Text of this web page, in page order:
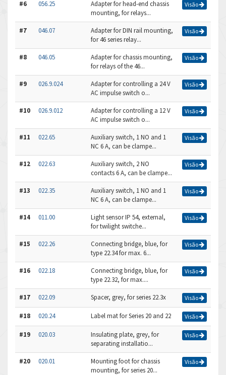
#6 056.25
Adapter for head-end chassis
mounting, for relays...
Visão
#7 046.07
Adapter for DIN rail mounting,
for 46 series relay...
Visão
#8 046.05
Adapter for chassis mounting,
for relays of the 46...
Visão
#9 026.9.024
Adapter for controlling a 24 V
AC impulse switch o...
Visão
#10 026.9.012
Adapter for controlling a 12 V
AC impulse switch o...
Visão
#11 022.65
Auxiliary switch, 1 NO and 1
NC 6 A, can be clampe...
Visão
#12 022.63
Auxiliary switch, 2 NO
contacts 6 A, can be clampe...
Visão
#13 022.35
Auxiliary switch, 1 NO and 1
NC 6 A, can be clampe...
Visão
#14 011.00
Light sensor IP 54, external,
for twilight switche...
Visão
#15 022.26
Connecting bridge, blue, for
type 22.34 for max. 6...
Visão
#16 022.18
Connecting bridge, blue, for
type 22.32, for max....
Visão
#17 022.09 Spacer, grey, for series 22.3x Visão
#18 020.24 Label mat for Series 20 and 22 Visão
#19 020.03
Insulating plate, grey, for
separating installatio...
Visão
#20 020.01
Mounting foot for chassis
mounting, for series 20...
Visão